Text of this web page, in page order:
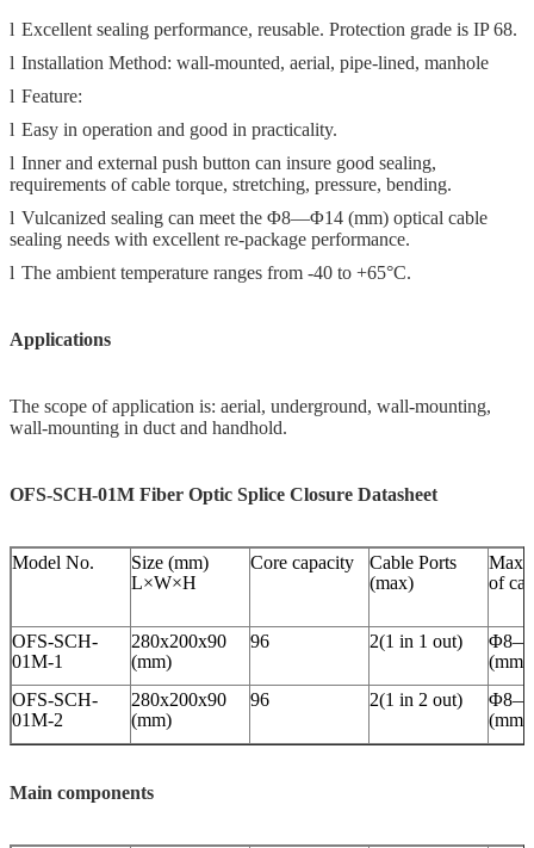
l Excellent sealing performance, reusable. Protection grade is IP 68.
l Installation Method: wall-mounted, aerial, pipe-lined, manhole
l Feature:
l Easy in operation and good in practicality.
l Inner and external push button can insure good sealing,
requirements of cable torque, stretching, pressure, bending.
l Vulcanized sealing can meet the Φ8—Φ14 (mm) optical cable
sealing needs with excellent re-package performance.
l The ambient temperature ranges from -40 to +65°C.
Applications
The scope of application is: aerial, underground, wall-mounting,
wall-mounting in duct and handhold.
OFS-SCH-01M Fiber Optic Splice Closure Datasheet
Model No.
Size (mm)
L×W×H
Core capacity
Cable Ports
(max)
Max
of
OFS-SCH-
01M-1
280x200x90
(mm)
96 2(1 in 1 out)
(mm)
OFS-SCH-
01M-2
280x200x90
(mm)
96 2(1 in 2 out)
(mm)
Main components